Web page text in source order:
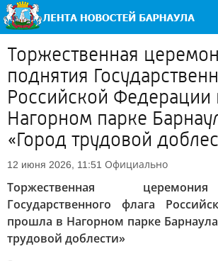
Торжественная
поднятия
Российской
Нагорном парке
«Город трудовой
12 июня 2026, 11:51 Официально
Торжественная
Государственного флага
прошла в Нагорном парке
трудовой доблести»